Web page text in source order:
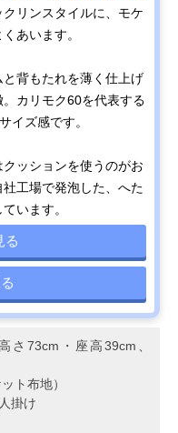
リンスタイルに、モケ
あいます。
背もたれを薄く仕上げ
カリモク60を代表する
イズ感です。
ッションを使うのがお
工場で発泡した、へた
います。
る
さ73cm・座高39cm、
ト布地）
掛け